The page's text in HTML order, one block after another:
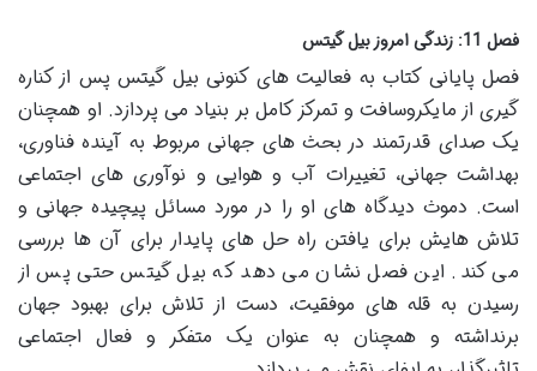
فصل 11: زندگی امروز بیل گیتس
فصل پایانی کتاب به فعالیت های کنونی بیل گیتس پس از کناره
گیری از مایکروسافت و تمرکز کامل بر بنیاد می پردازد. او همچنان
یک صدای قدرتمند در بحث های جهانی مربوط به آینده فناوری،
بهداشت جهانی، تغییرات آب و هوایی و نوآوری های اجتماعی
است. دموث دیدگاه های او را در مورد مسائل پیچیده جهانی و
تلاش هایش برای یافتن راه حل های پایدار برای آن ها بررسی
می کند. این فصل نشان می دهد که بیل گیتس حتی پس از
رسیدن به قله های موفقیت، دست از تلاش برای بهبود جهان
برنداشته و همچنان به عنوان یک متفکر و فعال اجتماعی